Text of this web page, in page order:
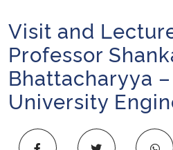
Ministério da Infraestrutura
Ministério da Agricultura, Pecuária e
Ministério da Educação
Ministério da Cidadania
Início do conteúdo
Visit and
Professor
Bhattacharyya –
University